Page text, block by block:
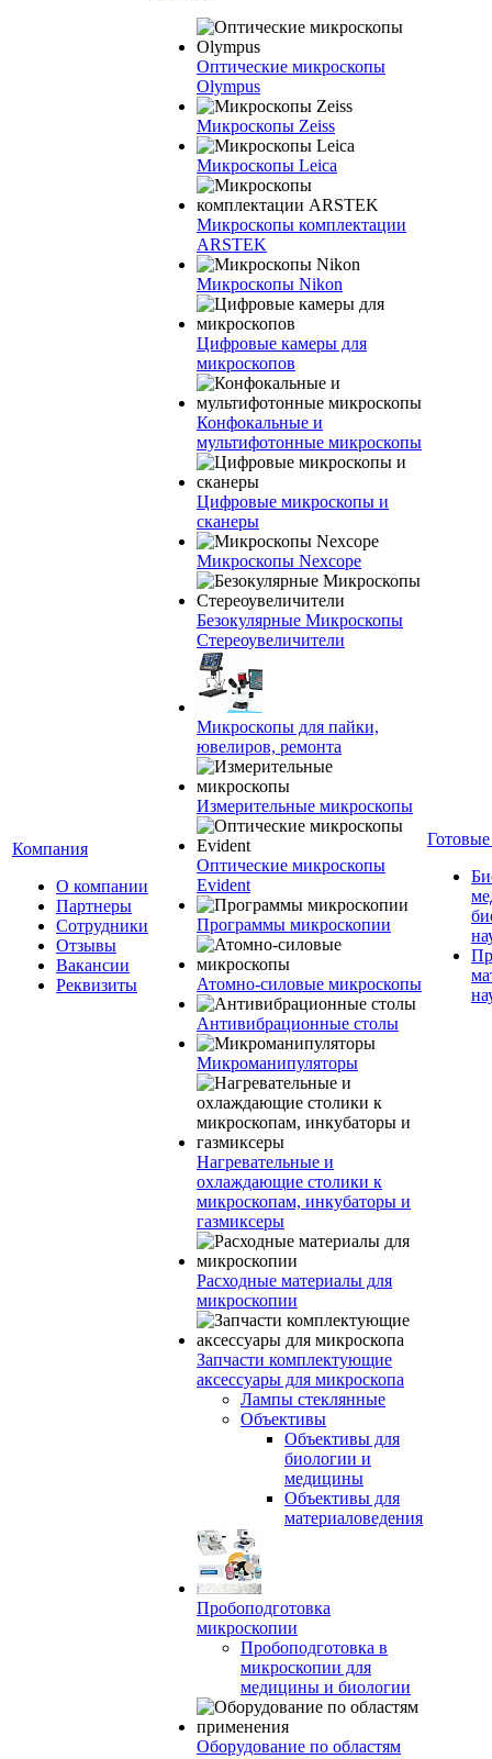
Компания
О компании
Партнеры
Сотрудники
Отзывы
Вакансии
Реквизиты
Оптические микроскопы
Olympus
Микроскопы Zeiss
Микроскопы Leica
Микроскопы комплектации
ARSTEK
Микроскопы Nikon
Цифровые камеры для
микроскопов
Конфокальные и
мультифотонные микроскопы
Цифровые микроскопы и
сканеры
Микроскопы Nexcope
Безокулярные Микроскопы
Стереоувеличители
Микроскопы для пайки,
ювелиров, ремонта
Измерительные микроскопы
Оптические микроскопы
Evident
Программы микроскопии
Атомно-силовые микроскопы
Антивибрационные столы
Микроманипуляторы
Нагревательные и
охлаждающие столики к
микроскопам, инкубаторы и
газмиксеры
Расходные материалы для
микроскопии
Запчасти комплектующие
аксессуары для микроскопа
Лампы стеклянные
Объективы
Объективы для
биологии и
медицины
Объективы для
материаловедения
Пробоподготовка
микроскопии
Пробоподготовка в
микроскопии для
медицины и биологии
Оборудование по областям